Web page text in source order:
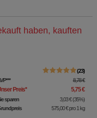
haben, kauften
23
*** 8,78 €
Preis* 5,75 €
sparen 3,03 € (35%)
575,00 €pro 1 kg